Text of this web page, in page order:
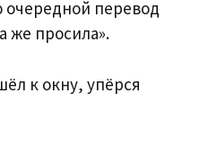
очередной перевод
же просила».
к окну, упёрся